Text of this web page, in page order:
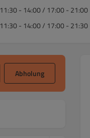
11:30 - 14:00 / 17:00 - 21:00
11:30 - 14:00 / 17:00 - 21:30
Abholung